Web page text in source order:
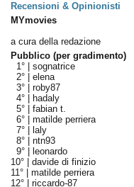
Recensioni & Opinionisti
MYmovies
a cura della redazione
Pubblico (per gradimento)
1° | sognatrice
2° | elena
3° | roby87
4° |
hadaly
5° | fabian t.
6° | matilde perriera
7° |
laly
8° | ntn93
9° |
leonardo
10° | davide di finizio
11° | matilde perriera
12° | riccardo-87